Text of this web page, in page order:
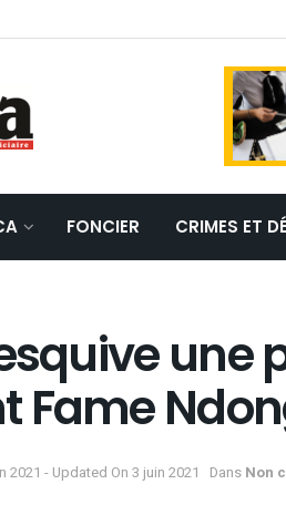
FONCIER CRIMES ET
une
Fame
2021 - Updated On 3 juin 2021 Dans Non